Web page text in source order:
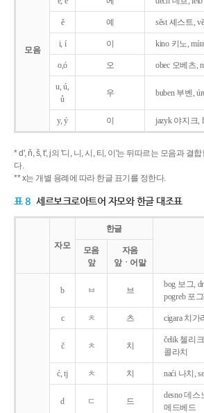
모음
ě 예 sěst 셰스트,
i, í 이 kino 키노,
o,ó 오 obec 오베츠,
u, ú,
ů
우 buben 부벤,
y, ý 이 jazyk야지크,
* d', ň, š, t', j의 '디, 니, 시, 티, 이'는 뒤따르는 모음과 결
다.
** x는 개별 용례에 따라 한글 표기를 정한다.
표 8 세르보크로아트어 자모와 한글 대조표
자모
한글
모음
앞
자음
앞ㆍ어말
b ㅂ 브
bog 보그,
pogreb 포
c ㅊ 츠 cigara 치가
č ㅊ 치
čelik 첼리
콜라치
ć, tj ㅊ 치 naći 나치,
d ㄷ 드
desno 데스
메드베드